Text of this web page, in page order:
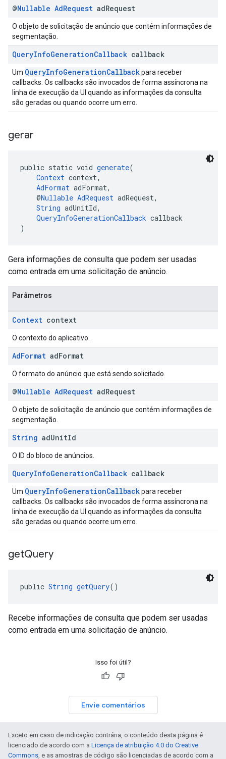
@Nullable AdRequest adRequest
O objeto de solicitação de anúncio que contém informações de
segmentação.
QueryInfoGenerationCallback callback
Um QueryInfoGenerationCallbackpara receber
callbacks. Os callbacks são invocados de forma assíncrona na
linha de execução da UI quando as informações da consulta
são geradas ou quando ocorre um erro.
gerar
public static void generate(
Context context,
AdFormat adFormat,
@Nullable AdRequest adRequest,
String adUnitId,
QueryInfoGenerationCallback callback
)
Gera informações de consulta que podem ser usadas
como entrada em uma solicitação de anúncio.
Parâmetros
Context context
O contexto do aplicativo.
AdFormat adFormat
O formato do anúncio que está sendo solicitado.
@Nullable AdRequest adRequest
O objeto de solicitação de anúncio que contém informações de
segmentação.
String adUnitId
O ID do bloco de anúncios.
QueryInfoGenerationCallback callback
Um QueryInfoGenerationCallbackpara receber
callbacks. Os callbacks são invocados de forma assíncrona na
linha de execução da UI quando as informações da consulta
são geradas ou quando ocorre um erro.
getQuery
public String getQuery()
Recebe informações de consulta que podem ser usadas
como entrada em uma solicitação de anúncio.
Isso foi útil?
Envie comentários
Exceto em caso de indicação contrária, o conteúdo desta página é
licenciado de acordo com a Licença de atribuição 4.0 do Creative
Commons, e as amostras de código são licenciadas de acordo com a